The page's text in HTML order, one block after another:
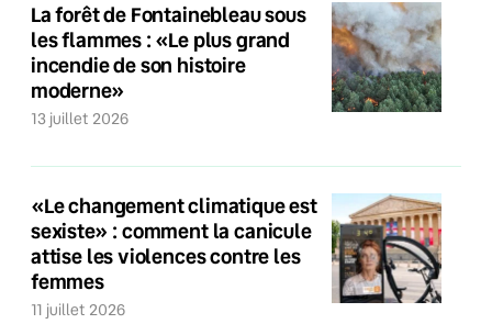
La forêt de Fontainebleau sous
les flammes : «Le plus grand
incendie de son histoire
moderne»
13 juillet 2026
«Le changement climatique est
sexiste» : comment la canicule
attise les violences contre les
femmes
11 juillet 2026